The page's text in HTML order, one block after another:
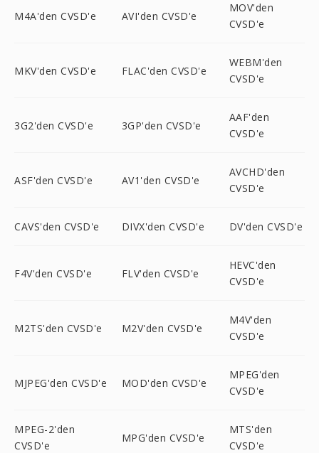
M4A'den CVSD'e AVI'den CVSD'e
MOV'den
CVSD'e
MKV'den CVSD'e FLAC'den CVSD'e
WEBM'den
CVSD'e
3G2'den CVSD'e 3GP'den CVSD'e
AAF'den
CVSD'e
ASF'den CVSD'e AV1'den CVSD'e
AVCHD'den
CVSD'e
CAVS'den CVSD'e DIVX'den CVSD'e DV'den CVSD'e
F4V'den CVSD'e FLV'den CVSD'e
HEVC'den
CVSD'e
M2TS'den CVSD'e M2V'den CVSD'e
M4V'den
CVSD'e
MJPEG'den CVSD'e MOD'den CVSD'e
MPEG'den
CVSD'e
MPEG-2'den
CVSD'e
MPG'den CVSD'e
MTS'den
CVSD'e